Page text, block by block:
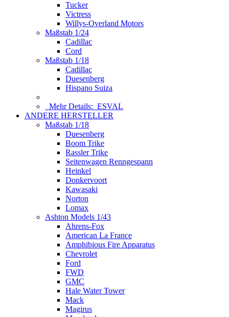
Tucker
Victress
Willys-Overland Motors
Maßstab 1/24
Cadillac
Cord
Maßstab 1/18
Cadillac
Duesenberg
Hispano Suiza
Mehr Details: ESVAL
ANDERE HERSTELLER
Maßstab 1/18
Duesenberg
Boom Trike
Rassler Trike
Seitenwagen Renngespann
Heinkel
Donkervoort
Kawasaki
Norton
Lomax
Ashton Models 1/43
Ahrens-Fox
American La France
Amphibious Fire Apparatus
Chevrolet
Ford
FWD
GMC
Hale Water Tower
Mack
Magirus